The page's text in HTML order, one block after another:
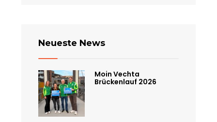
Neueste News
Moin Vechta
Brückenlauf 2026